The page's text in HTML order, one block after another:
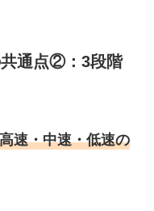
共通点②：3段階
高速・中速・低速の